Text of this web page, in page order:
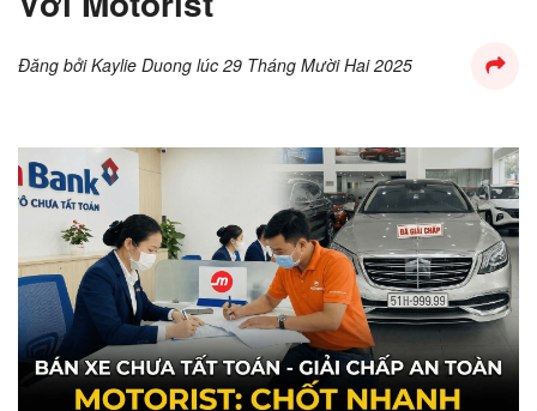
Đăng bởiKaylie Duong lúc 29 Tháng Mười Hai 2025